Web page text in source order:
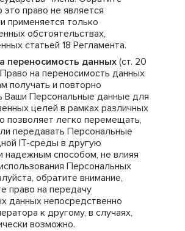
это право не является
применяется только
обстоятельствах,
статьей 18 Регламента.
переносимость данных (ст. 20
на переносимость данных
получать и повторно
Ваши Персональные данные для
целей в рамках различных
позволяет легко перемещать,
передавать Персональные
IT-среды в другую
надежным способом, не влияя
Персональных
обратите внимание,
право на передачу
данных непосредственно
к другому, в случаях,
возможно.